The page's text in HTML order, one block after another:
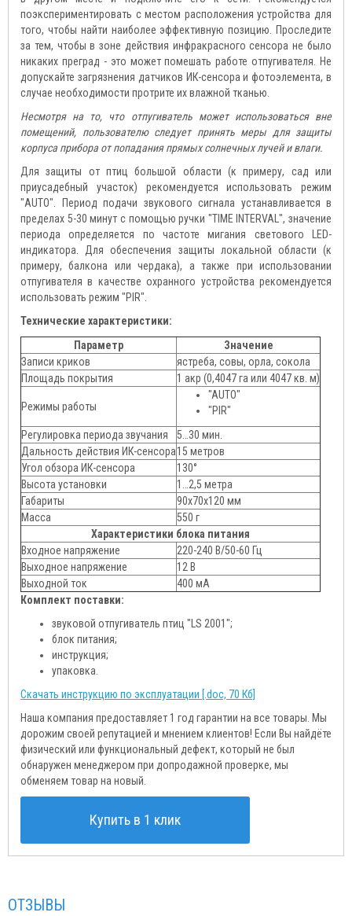
поэкспериментировать с местом расположения устройства для
того, чтобы найти наиболее эффективную позицию. Проследите
за тем, чтобы в зоне действия инфракрасного сенсора не было
никаких преград - это может помешать работе отпугивателя. Не
допускайте загрязнения датчиков ИК-сенсора и фотоэлемента, в
случае необходимости протрите их влажной тканью.
Несмотря на то, что отпугиватель может использоваться вне
помещений, пользователю следует принять меры для защиты
корпуса прибора от попадания прямых солнечных лучей и влаги.
Для защиты от птиц большой области (к примеру, сад или
приусадебный участок) рекомендуется использовать режим
"AUTO". Период подачи звукового сигнала устанавливается в
пределах 5-30 минут с помощью ручки "TIME INTERVAL", значение
периода определяется по частоте мигания светового LED-
индикатора. Для обеспечения защиты локальной области (к
примеру, балкона или чердака), а также при использовании
отпугивателя в качестве охранного устройства рекомендуется
использовать режим "PIR".
Технические характеристики:
Параметр
Значение
Записи криков
ястреба, совы, орла, сокола
Площадь покрытия
1 акр (0,4047 га или 4047 кв. м)
Режимы работы
"AUTO"
"PIR"
Регулировка периода звучания
5…30 мин.
Дальность действия ИК-сенсора15 метров
Угол обзора ИК-сенсора
130°
Высота установки
1…2,5 метра
Габариты
90х70х120 мм
Масса
550 г
Характеристики блока питания
Входное напряжение
220-240 В/50-60 Гц
Выходное напряжение
12 В
Выходной ток
400 мА
Комплект поставки:
звуковой отпугиватель птиц "LS 2001";
блок питания;
инструкция;
упаковка.
Скачать инструкцию по эксплуатации [.doc, 70 Кб]
Наша компания предоставляет 1 год гарантии на все товары. Мы
дорожим своей репутацией и мнением клиентов! Если Вы найдёте
физический или функциональный дефект, который не был
обнаружен менеджером при допродажной проверке, мы
обменяем товар на новый.
Купить в 1 клик
ОТЗЫВЫ